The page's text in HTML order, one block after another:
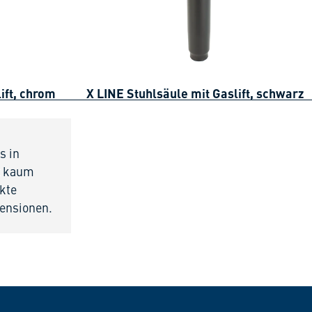
chrom
X LINE Stuhlsäule mit Gaslift, schwarz
in
kaum